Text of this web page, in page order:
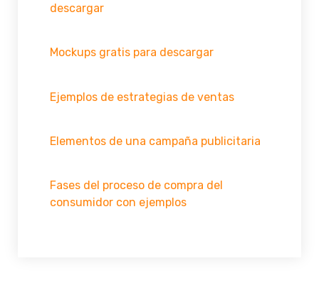
descargar
Mockups gratis para descargar
Ejemplos de estrategias de ventas
Elementos de una campaña publicitaria
Fases del proceso de compra del
consumidor con ejemplos